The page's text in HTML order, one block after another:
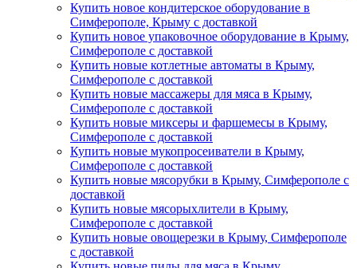
Купить новое кондитерское оборудование в
Симферополе, Крыму с доставкой
Купить новое упаковочное оборудование в Крыму,
Симферополе с доставкой
Купить новые котлетные автоматы в Крыму,
Симферополе с доставкой
Купить новые массажеры для мяса в Крыму,
Симферополе с доставкой
Купить новые миксеры и фаршемесы в Крыму,
Симферополе с доставкой
Купить новые мукопросеиватели в Крыму,
Симферополе с доставкой
Купить новые мясорубки в Крыму, Симферополе с
доставкой
Купить новые мясорыхлители в Крыму,
Симферополе с доставкой
Купить новые овощерезки в Крыму, Симферополе
с доставкой